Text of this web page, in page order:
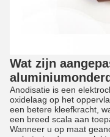
Wat zijn
Anodisatie is een
oxidelaag op het
een betere kleefkracht,
een breed scala aan
Wanneer u op maat